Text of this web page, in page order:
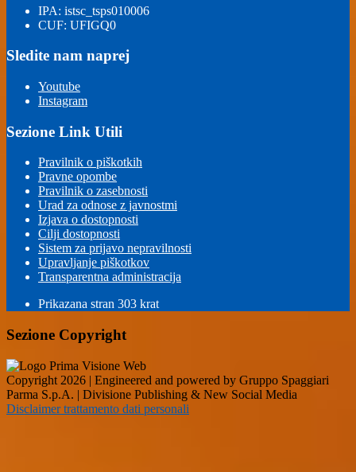
IPA: istsc_tsps010006
CUF: UFIGQ0
Sledite nam naprej
Youtube
Instagram
Sezione Link Utili
Pravilnik o piškotkih
Pravne opombe
Pravilnik o zasebnosti
Urad za odnose z javnostmi
Izjava o dostopnosti
Cilji dostopnosti
Sistem za prijavo nepravilnosti
Upravljanje piškotkov
Transparentna administracija
Prikazana stran 303 krat
Sezione Copyright
Copyright 2026 | Engineered and powered by Gruppo Spaggiari
Parma S.p.A. | Divisione Publishing & New Social Media
Disclaimer trattamento dati personali